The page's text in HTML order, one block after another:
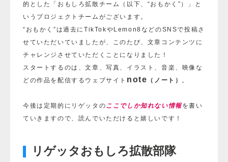
的とした「おもしろ拡散チーム（以下、“おもかく”）」と
いうプロジェクトチームがございます。
“おもかく”は過去に TikTokやLemon8などのSNSで投稿さ
せていただいていましたが、このたび、文章コンテンツに
チャレンジさせていただくことになりました！
スタートするのは、文章、写真、イラスト、音楽、映像な
どの作品を配信するウェブサイト note （ノート） 。
今後は定期的にリゲッタ のここでしか知れない情報を書い
ていきますので、読んでいただけると嬉しいです！
リゲッタおもしろ拡散部隊